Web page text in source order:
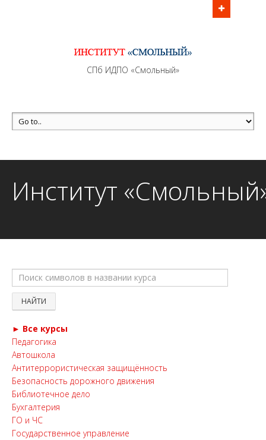
перерывов в рабочие дни с 9:00 до 21:00 МСК
MAX +7 (981) 190-30-30
mail@institutsmolnyj.ru
СПб ИДПО «Смольный»
Институт
► Все курсы
Педагогика
Автошкола
Антитеррористическая защищённость
Безопасность дорожного движения
Библиотечное дело
Бухгалтерия
ГО и ЧС
Государственное управление